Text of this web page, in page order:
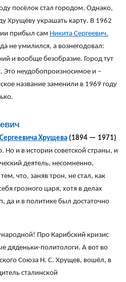
посёлок стал городом. Однако,
Хрущёву украшать карту. В 1962
прибыл сам Никита Сергеевич.
не умилился, а вознегодовал:
и вообще безобразие. Город тут
Это неудобопроизносимое и –
название заменили в 1969 году
Хрущева (1894 — 1971)
Но и в истории советской страны, и
деятель, несомненно,
что, заняв трон, не стал, как
грозного царя, хотя в делах
да и в политике был достаточно
Про Карибский кризис
дяденьки-политологи. А вот во
Союза Н. С. Хрущев, вошёл, в
сталинской